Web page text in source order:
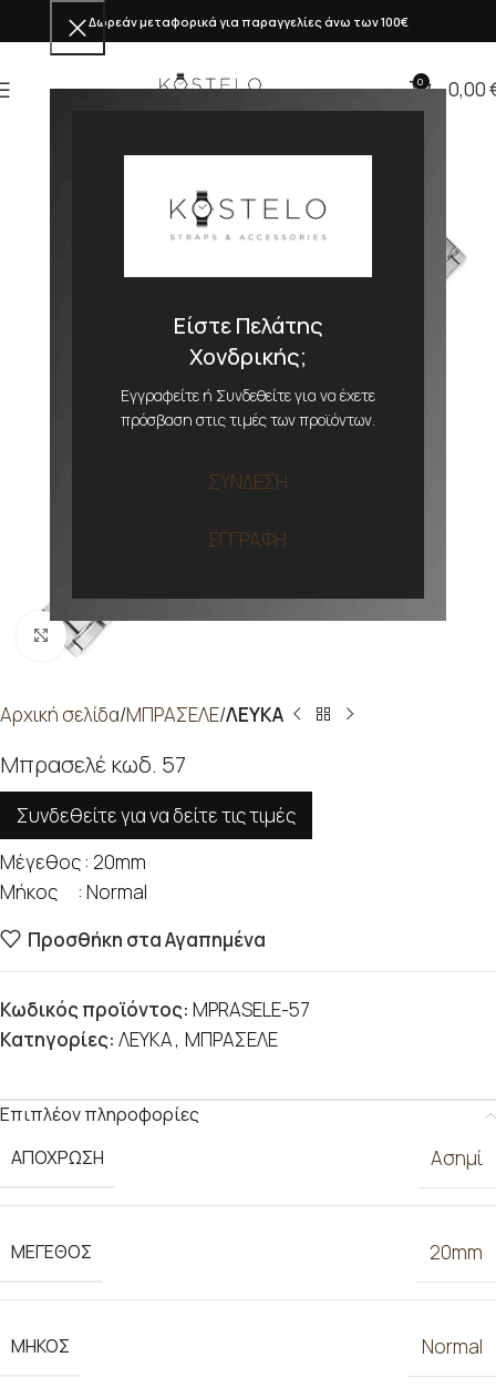
Είστε Πελάτης
Χονδρικής;
Εγγραφείτε ή Συνδεθείτε για να έχετε
πρόσβαση στις τιμές των προϊόντων.
ΣΥΝΔΕΣΗ
ΕΓΓΡΑΦΗ
Δωρεάν μεταφορικά για παραγγελίες άνω των 100€
0 0,00
Προβολή
Αρχική σελίδα ΜΠΡΑΣΕΛΕ ΛΕΥΚΑ
Μπρασελέ κωδ. 57
Συνδεθείτε για να δείτε τις τιμές
Μέγεθος : 20mm
Μήκος : Normal
Προσθήκη στα Αγαπημένα
Κωδικός προϊόντος: MPRASELE-57
Κατηγορίες: ΛΕΥΚΑ, ΜΠΡΑΣΕΛΕ
Επιπλέον πληροφορίες
ΑΠΟΧΡΩΣΗ
Ασημί
ΜΕΓΕΘΟΣ 20mm
ΜΗΚΟΣ Normal